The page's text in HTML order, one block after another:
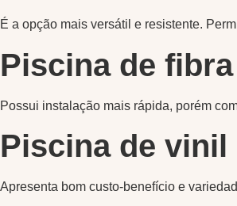
É a opção mais versátil e resistente.
Piscina de fibra
Possui instalação mais rápida, porém
Piscina de vinil
Apresenta bom custo-benefício e